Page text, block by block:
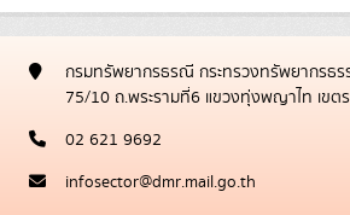
กรมทรัพยากรธรณี กระทรวงทรัพยากรธร
75/10 ถ.พระรามที่6 แขวงทุ่งพญาไท เขต
02 621 9692
infosector@dmr.mail.go.th